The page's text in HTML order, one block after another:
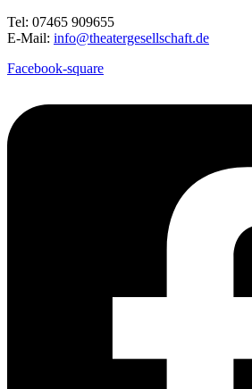
Tel: 07465 909655
E-Mail: info@theatergesellschaft.de
Facebook-square